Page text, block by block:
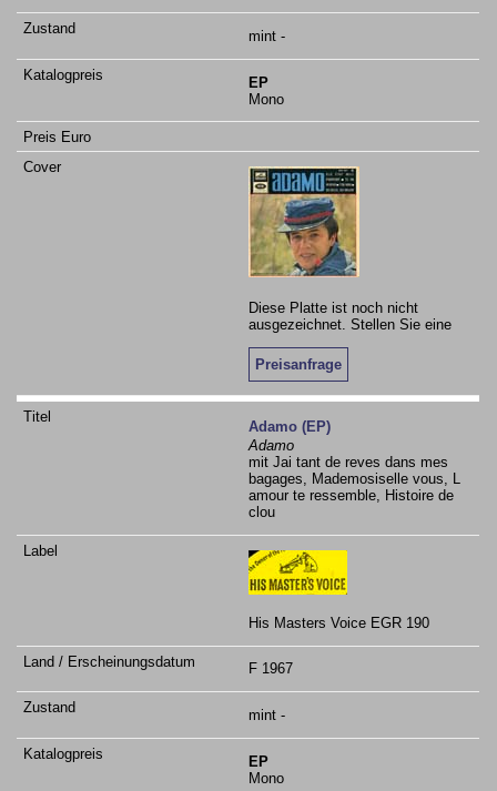
mint -
EP
Mono
Diese Platte ist noch nicht
ausgezeichnet. Stellen Sie eine
Preisanfrage
Adamo (EP)
Adamo
mit Jai tant de reves dans mes
bagages, Mademosiselle vous, L
amour te ressemble, Histoire de
clou
His Masters Voice EGR 190
F 1967
mint -
EP
Mono